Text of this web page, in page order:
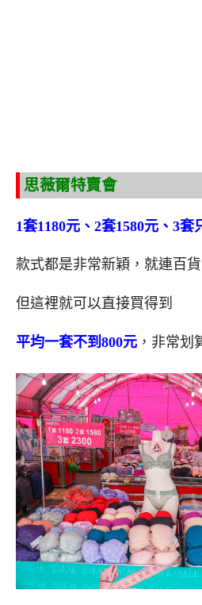
思薇爾特賣會
1套1180元、2套1580元、3套
款式都是非常新穎，就連百
但這裡就可以直接買得到
平均一套不到800元 ，非常划